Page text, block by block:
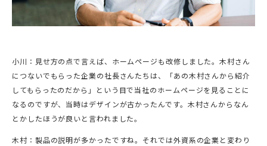
小川：見せ方の点で言えば、ホームページも改修しました。木村さん
につないでもらった企業の社長さんたちは、「あの木村さんから紹介
してもらったのだから」という目で当社のホームページを見ることに
なるのですが、当時はデザインが古かったんです。木村さんからなん
とかしたほうが良いと言われました。
木村：製品の説明が多かったですね。それでは外資系の企業と変わり